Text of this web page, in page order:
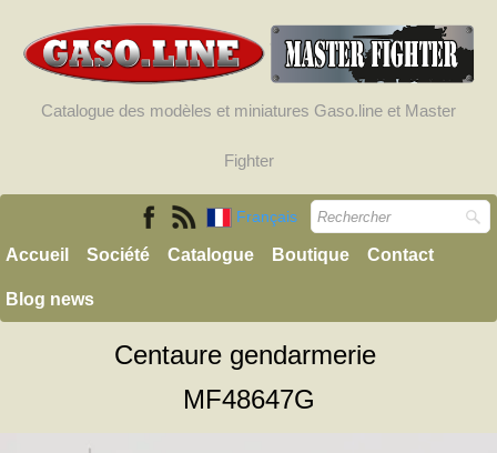
Catalogue des modèles et miniatures Gaso.line et Master
Fighter
Français
Accueil Société Catalogue Boutique Contact
Blog news
Centaure gendarmerie
MF48647G